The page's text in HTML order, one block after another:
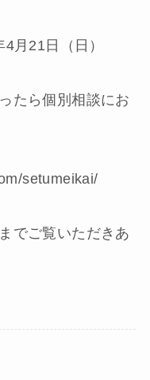
月21日（日）
たら個別相談にお
setumeikai/
でご覧いただきあ